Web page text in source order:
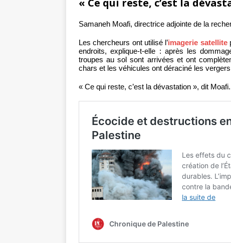
« Ce qui reste, c’est la
Samaneh Moafi, directrice adjointe de la
Les chercheurs ont utilisé l’imagerie satellite
endroits, explique-t-elle : après les
troupes au sol sont arrivées et ont
chars et les véhicules ont déraciné les
« Ce qui reste, c’est la dévastation », dit